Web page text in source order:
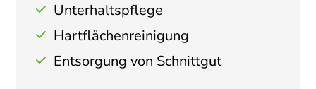
Unterhaltspflege
Hartflächenreinigung
Entsorgung von Schnittgut